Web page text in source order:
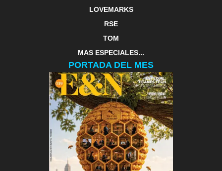
LOVEMARKS
RSE
TOM
MAS ESPECIALES...
PORTADA DEL MES